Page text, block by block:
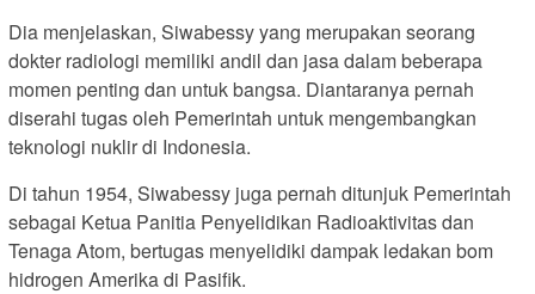
Dia menjelaskan, Siwabessy yang merupakan seorang
dokter radiologi memiliki andil dan jasa dalam beberapa
momen penting dan untuk bangsa. Diantaranya pernah
diserahi tugas oleh Pemerintah untuk mengembangkan
teknologi nuklir di Indonesia.
Di tahun 1954, Siwabessy juga pernah ditunjuk Pemerintah
sebagai Ketua Panitia Penyelidikan Radioaktivitas dan
Tenaga Atom, bertugas menyelidiki dampak ledakan bom
hidrogen Amerika di Pasifik.